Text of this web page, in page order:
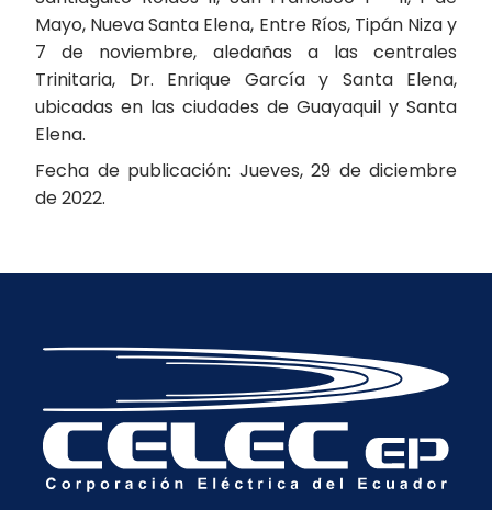
Mayo, Nueva Santa Elena, Entre Ríos, Tipán Niza y
7 de noviembre, aledañas a las centrales
Trinitaria, Dr. Enrique García y Santa Elena,
ubicadas en las ciudades de Guayaquil y Santa
Elena.
Fecha de publicación: Jueves, 29 de diciembre
de 2022.